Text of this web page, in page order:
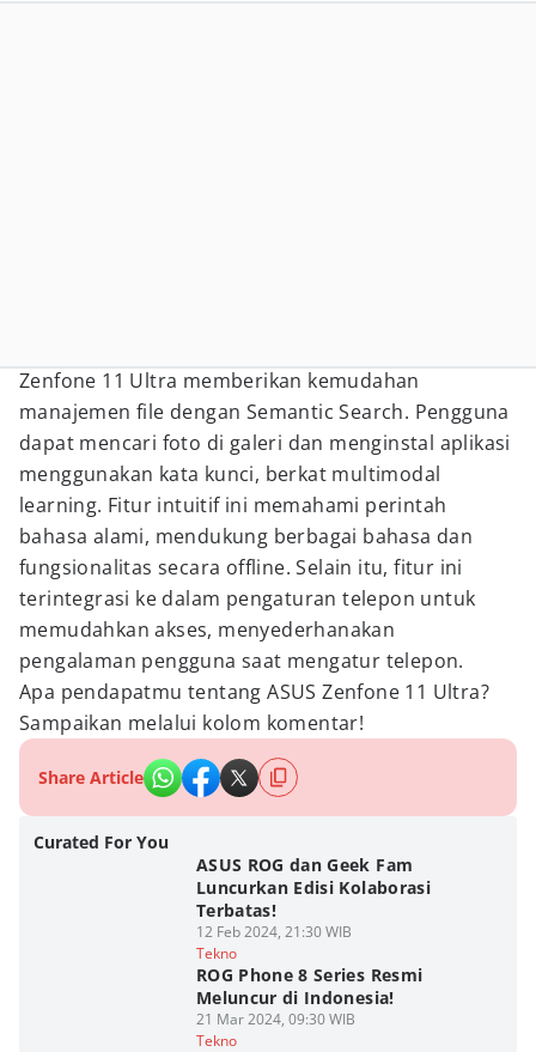
Zenfone 11 Ultra memberikan kemudahan
manajemen file dengan Semantic Search. Pengguna
dapat mencari foto di galeri dan menginstal aplikasi
menggunakan kata kunci, berkat multimodal
learning. Fitur intuitif ini memahami perintah
bahasa alami, mendukung berbagai bahasa dan
fungsionalitas secara offline. Selain itu, fitur ini
terintegrasi ke dalam pengaturan telepon untuk
memudahkan akses, menyederhanakan
pengalaman pengguna saat mengatur telepon.
Apa pendapatmu tentang ASUS Zenfone 11 Ultra?
Sampaikan melalui kolom komentar!
Share Article
Curated For You
ASUS ROG dan Geek Fam
Luncurkan Edisi Kolaborasi
Terbatas!
12 Feb 2024, 21:30 WIB
Tekno
ROG Phone 8 Series Resmi
Meluncur di Indonesia!
21 Mar 2024, 09:30 WIB
Tekno